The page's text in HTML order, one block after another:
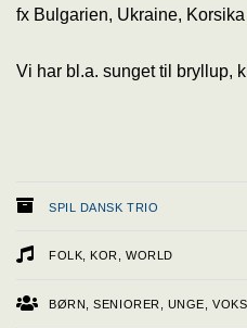
fx Bulgarien, Ukraine,
Vi har bl.a. sunget til bryllup,
SPIL DANSK TRIO
FOLK, KOR, WORLD
BØRN, SENIORER, UNGE,